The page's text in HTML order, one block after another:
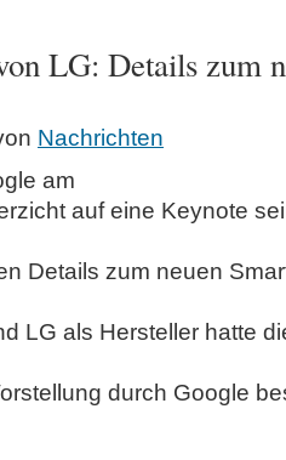
LG: Details zum
Nachrichten
am
auf eine Keynote
Details zum neuen
LG als Hersteller hatte
durch Google